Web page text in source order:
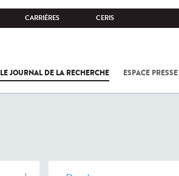
CARRIÈRES CERIS
LE JOURNAL DE LA RECHERCHE ESPACE PRESSE